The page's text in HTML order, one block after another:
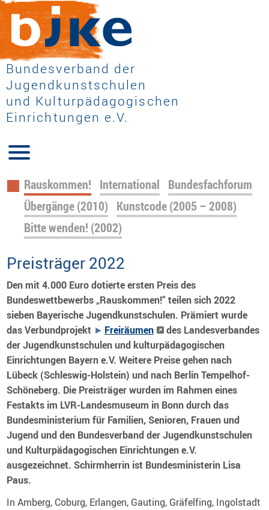
Bundesverband der
Jugendkunstschulen
und Kulturpädagogischen
Einrichtungen e.V.
Navigation
überspringen
Rauskommen! International Bundesfachforum
Übergänge (2010) Kunstcode (2005 – 2008)
Bitte wenden! (2002)
Preisträger 2022
Den mit 4.000 Euro dotierte ersten Preis des
Bundeswettbewerbs „Rauskommen!“ teilen sich 2022
sieben Bayerische Jugendkunstschulen. Prämiert wurde
das Verbundprojekt
Freiräumen
des Landesverbandes
der Jugendkunstschulen und kulturpädagogischen
Einrichtungen Bayern e.V.Weitere Preise gehen nach
Lübeck (Schleswig-Holstein) und nach Berlin Tempelhof-
Schöneberg. Die Preisträger wurden im Rahmen eines
Festakts im LVR-Landesmuseum in Bonn durch das
Bundesministerium für Familien, Senioren, Frauen und
Jugend und den Bundesverband der Jugendkunstschulen
und Kulturpädagogischen Einrichtungen e.V.
ausgezeichnet. Schirmherrin ist Bundesministerin Lisa
Paus.
In Amberg, Coburg, Erlangen, Gauting, Gräfelfing, Ingolstadt